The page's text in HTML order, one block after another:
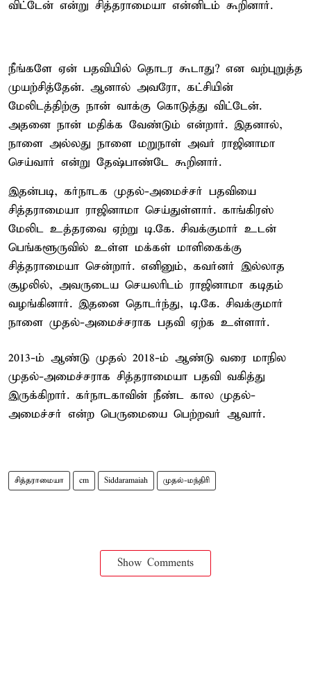
விட்டேன் என்று சித்தராமையா என்னிடம் கூறினார்.
நீங்களே ஏன் பதவியில் தொடர கூடாது? என வற்புறுத்த
முயற்சித்தேன். ஆனால் அவரோ, கட்சியின்
மேலிடத்திற்கு நான் வாக்கு கொடுத்து விட்டேன்.
அதனை நான் மதிக்க வேண்டும் என்றார். இதனால்,
நாளை அல்லது நாளை மறுநாள் அவர் ராஜினாமா
செய்வார் என்று தேஷ்பாண்டே கூறினார்.
இதன்படி, கர்நாடக முதல்-அமைச்சர் பதவியை
சித்தராமையா ராஜினாமா செய்துள்ளார். காங்கிரஸ்
மேலிட உத்தரவை ஏற்று டி.கே. சிவக்குமார் உடன்
பெங்களூருவில் உள்ள மக்கள் மாளிகைக்கு
சித்தராமையா சென்றார். எனினும், கவர்னர் இல்லாத
சூழலில், அவருடைய செயலரிடம் ராஜினாமா கடிதம்
வழங்கினார். இதனை தொடர்ந்து, டி.கே. சிவக்குமார்
நாளை முதல்-அமைச்சராக பதவி ஏற்க உள்ளார்.
2013-ம் ஆண்டு முதல் 2018-ம் ஆண்டு வரை மாநில
முதல்-அமைச்சராக சித்தராமையா பதவி வகித்து
இருக்கிறார். கர்நாடகாவின் நீண்ட கால முதல்-
அமைச்சர் என்ற பெருமையை பெற்றவர் ஆவார்.
சித்தராமையா cm Siddaramaiah முதல்-மந்திரி
Show Comments